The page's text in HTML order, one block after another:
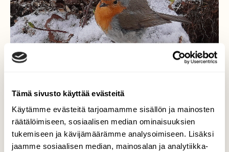
Tämä sivusto käyttää evästeitä
Käytämme evästeitä tarjoamamme sisällön ja mainosten
räätälöimiseen, sosiaalisen median ominaisuuksien
tukemiseen ja kävijämäärämme analysoimiseen. Lisäksi
jaamme sosiaalisen median, mainosalan ja analytiikka-
Punarinta ja pakkasaamu.